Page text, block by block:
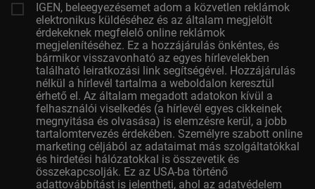
IGEN, beleegyezésemet adom a közvetlen reklámok
elektronikus küldéséhez és az általam megjelölt
érdekeknek megfelelő online reklámok
megjelenítéséhez. Ez a hozzájárulás önkéntes, és
bármikor visszavonható az egyes hírlevelekben
található leiratkozási link segítségével. Hozzájárulás
nélkül a hírlevél tartalma a weboldalon keresztül
érhető el. Az általam megadott adatokon kívül a
felhasználói viselkedés (a hírlevél egyes cikkeinek
megnyitása és olvasása) is elemzésre kerül, a jobb
tartalomtervezés érdekében. Személyre szabott online
marketing céljából az adataimat más szolgáltatókkal
és hirdetési hálózatokkal is összevetik és
összekapcsolják. Ez az USA-ba történő
adattovábbítást is jelentheti, ahol az adatvédelem